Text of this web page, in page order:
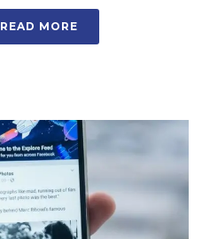
READ MORE